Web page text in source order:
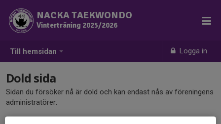
Till hemsidan Logga in
NACKA TAEKWONDO
Vinterträning 2025/2026
Dold sida
Sidan du försöker nå är dold och kan endast nås av föreningens
administratörer.